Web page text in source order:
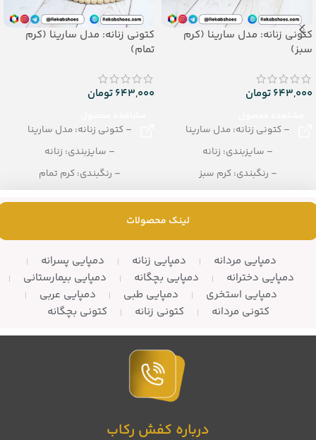
کتونی زنانه: مدل سارینا (کرم
سبز)
643,000تومان
– کتونی زنانه: مدل سارینا
– سایزبندی: زنانه
– رنگبندی: کرم سبز
کتونی زنانه: مدل سارینا (کرم
تمام)
643,000تومان
– کتونی زنانه: مدل سارینا
– سایزبندی: زنانه
– رنگبندی: کرم تمام
لینک محصولات
دمپایی مردانه دمپایی زنانه
دمپایی پسرانه
دمپایی دخترانه
دمپایی بچگانه
دمپایی بیمارستانی
دمپایی استخری
دمپایی طبی
دمپایی عربی
کتونی مردانه
کتونی زنانه کتونی بچگانه
درباره کفش رکاب